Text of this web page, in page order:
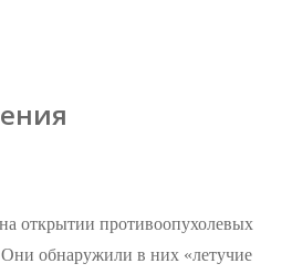
открытии противоопухолевых
обнаружили в них «летучие